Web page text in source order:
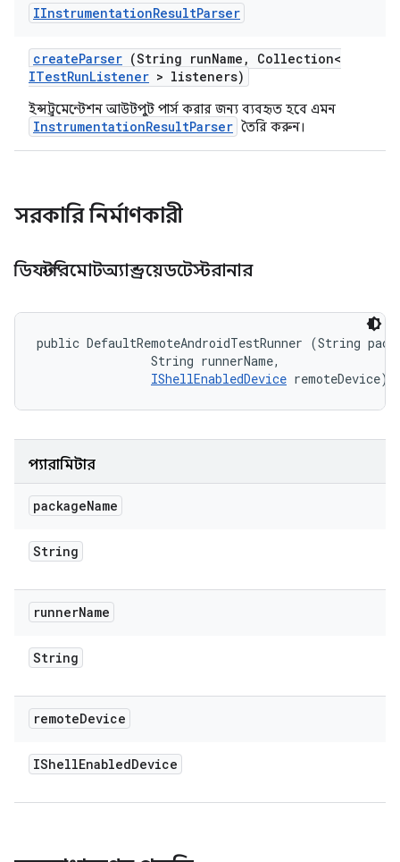
IInstrumentationResultParser
createParser (String runName ,
Collection<
ITestRunListener > listeners)
ইন্সট্রুমেন্টেশন আউটপুট পার্স করার জন্য ব্যবহৃত হবে এমন
InstrumentationResultParser তৈরি করুন।
সরকারি নির্মাণকারী
ডিফল্টরিমোটঅ্যান্ড্রয়েডটেস্টরানার
public DefaultRemoteAndroidTestRunner (String
                String runnerName,
IShellEnabledDevice remoteDevice)
প্যারামিটার
packageName
String
runnerName
String
remoteDevice
IShellEnabledDevice